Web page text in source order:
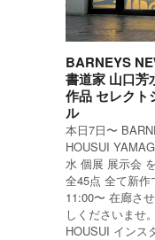
BARNEYS
書道家 山口芳
作品 セレクト
ル
本日7日〜
HOUSUI
水 個展 展示会
全45点 全て新作
11:00〜 在廊さ
しくださいませ
HOUSUI インス